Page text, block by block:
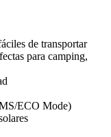
de transportar
para camping,
ECO Mode)